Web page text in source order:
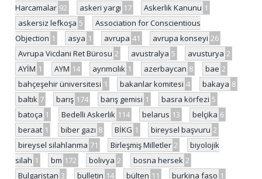
Harcamalar 92 askeri yargı 17 Askerlik Kanunu 1
askersiz lefkoşa 5
Association for Conscientious
Objection 1 asya 1 avrupa 41 avrupa konseyi 26
Avrupa Vicdani Ret Bürosu 2 avustralya 5 avusturya 2
AYİM 1 AYM 14 ayrımcılık 1 azerbaycan 8 bae 2
bahçeşehir üniversitesi 1 bakanlar komitesi 4 bakaya 8
baltık 7 barış 174 barış gemisi 1 basra körfezi 5
batoça 1 Bedelli Askerlik 114 belarus 13 belçika 6
beraat 1 biber gazı 8 BİKG 1 bireysel başvuru 2
bireysel silahlanma 71 Birleşmiş Milletler 2
biyolojik
silah 1 bm 172 bolivya 2 bosna hersek 2
Bulgaristan 3 bulletin 14 bülten 11 burkina faso 1